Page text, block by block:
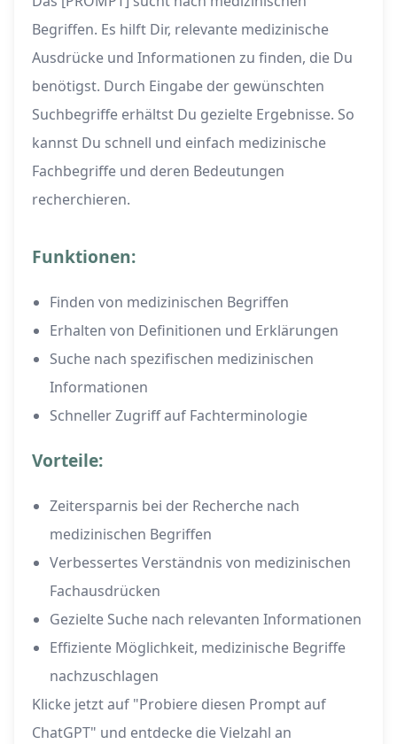
Begriffen. Es hilft Dir, relevante medizinische
Ausdrücke und Informationen zu finden, die Du
benötigst. Durch Eingabe der gewünschten
Suchbegriffe erhältst Du gezielte Ergebnisse. So
kannst Du schnell und einfach medizinische
Fachbegriffe und deren Bedeutungen
recherchieren.
Funktionen:
Finden von medizinischen Begriffen
Erhalten von Definitionen und Erklärungen
Suche nach spezifischen medizinischen
Informationen
Schneller Zugriff auf Fachterminologie
Vorteile:
Zeitersparnis bei der Recherche nach
medizinischen Begriffen
Verbessertes Verständnis von medizinischen
Fachausdrücken
Gezielte Suche nach relevanten Informationen
Effiziente Möglichkeit, medizinische Begriffe
nachzuschlagen
Klicke jetzt auf "Probiere diesen Prompt auf
ChatGPT" und entdecke die Vielzahl an